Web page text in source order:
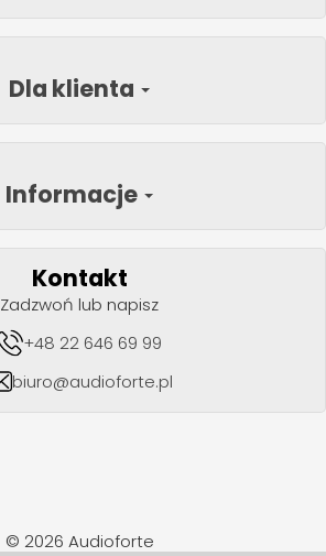
Dla klienta
Informacje
Kontakt
Zadzwoń lub napisz
+48 22 646 69 99
biuro@audioforte.pl
© 2026 Audioforte